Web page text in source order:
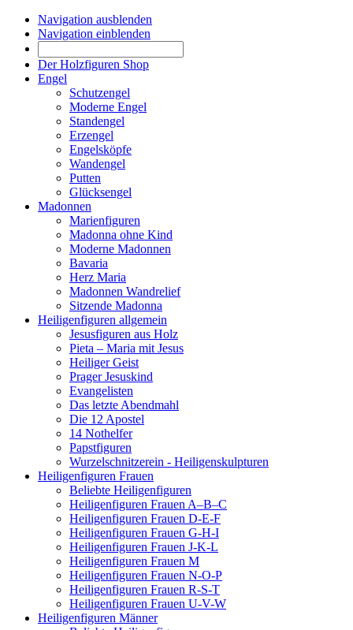
Navigation ausblenden
Navigation einblenden
Der Holzfiguren Shop
Engel
Schutzengel
Moderne Engel
Standengel
Erzengel
Engelsköpfe
Wandengel
Putten
Glücksengel
Madonnen
Marienfiguren
Madonna ohne Kind
Moderne Madonnen
Bavaria
Herz Maria
Madonnen Wandrelief
Sitzende Madonna
Heiligenfiguren allgemein
Jesusfiguren aus Holz
Pieta – Maria mit Jesus
Heiliger Geist
Prager Jesuskind
Evangelisten
Das letzte Abendmahl
Die 12 Apostel
14 Nothelfer
Papstfiguren
Wurzelschnitzerein - Heiligenskulpturen
Heiligenfiguren Frauen
Beliebte Heiligenfiguren
Heiligenfiguren Frauen A–B–C
Heiligenfiguren Frauen D-E-F
Heiligenfiguren Frauen G-H-I
Heiligenfiguren Frauen J-K-L
Heiligenfiguren Frauen M
Heiligenfiguren Frauen N-O-P
Heiligenfiguren Frauen R-S-T
Heiligenfiguren Frauen U-V-W
Heiligenfiguren Männer